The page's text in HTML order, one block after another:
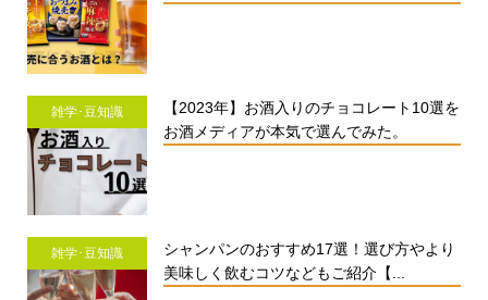
雑学･豆知識
【2023年】お酒入りのチョコレート10選を
お酒メディアが本気で選んでみた。
雑学･豆知識
シャンパンのおすすめ17選！選び方やより
美味しく飲むコツなどもご紹介【...